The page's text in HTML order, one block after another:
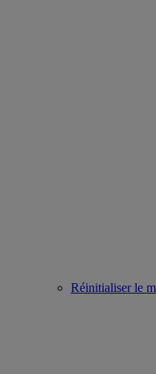
Réinitialiser le